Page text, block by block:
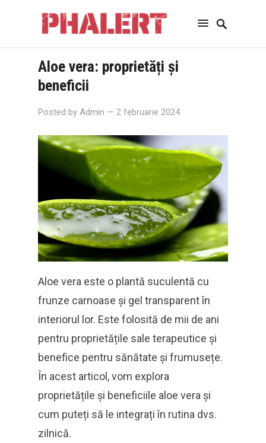
Aloe vera: proprietăți și
beneficii
Posted by Admin — 2 februarie 2024
Aloe vera este o plantă suculentă cu
frunze carnoase și gel transparent în
interiorul lor. Este folosită de mii de ani
pentru proprietățile sale terapeutice și
benefice pentru sănătate și frumusețe.
În acest articol, vom explora
proprietățile și beneficiile aloe vera și
cum puteți să le integrați în rutina dvs.
zilnică.